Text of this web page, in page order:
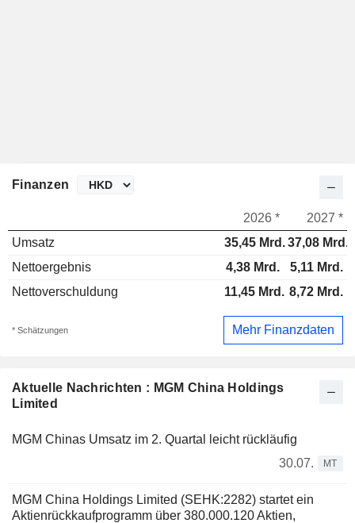
Aktuelle Nachrichten : MGM China Holdings
Limited
MGM Chinas Umsatz im 2. Quartal leicht rückläufig
30.07.
MT
MGM China Holdings Limited (SEHK:2282) startet ein
Aktienrückkaufprogramm über 380.000.120 Aktien,
Finanzen
2026 *
2027 *
Umsatz
35,45 Mrd.37,08 Mrd.
Nettoergebnis
4,38 Mrd.
5,11 Mrd.
Nettoverschuldung
11,45 Mrd. 8,72 Mrd.
* Schätzungen Mehr Finanzdaten